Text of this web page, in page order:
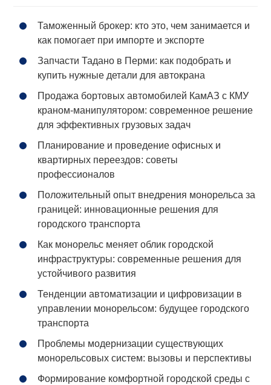
Таможенный брокер: кто это, чем занимается и
как помогает при импорте и экспорте
Запчасти Тадано в Перми: как подобрать и
купить нужные детали для автокрана
Продажа бортовых автомобилей КамАЗ с КМУ
краном-манипулятором: современное решение
для эффективных грузовых задач
Планирование и проведение офисных и
квартирных переездов: советы
профессионалов
Положительный опыт внедрения монорельса за
границей: инновационные решения для
городского транспорта
Как монорельс меняет облик городской
инфраструктуры: современные решения для
устойчивого развития
Тенденции автоматизации и цифровизации в
управлении монорельсом: будущее городского
транспорта
Проблемы модернизации существующих
монорельсовых систем: вызовы и перспективы
Формирование комфортной городской среды с